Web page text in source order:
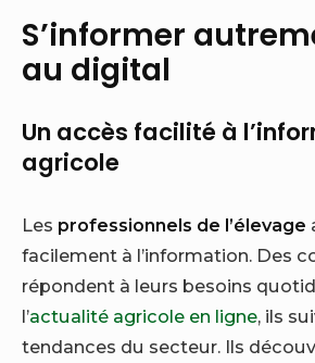
S’informer
au digital
Un accès facilité à
agricole
Les professionnels de l’élevage
facilement à l’information. Des
répondent à leurs besoins
l’actualité agricole en ligne, ils
tendances du secteur. Ils